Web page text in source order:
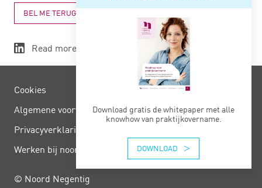
Download gratis de whitepaper met alle
knowhow van praktijkovername.
DOWNLOAD
BEL ME TERUG
Read more
Cookies
Algemene voorwaarden
Privacy­verklaring
Werken bij noord negentig
© Noord Negentig